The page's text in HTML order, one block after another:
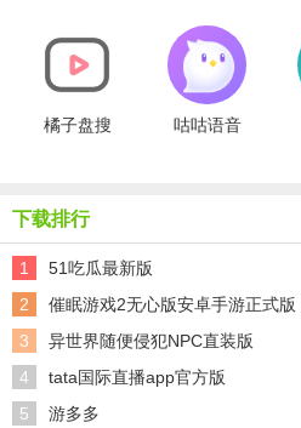
橘子盘搜 咕咕语音
下载排行
1 51吃瓜最新版
2 催眠游戏2无心版安卓手游正式版
3 异世界随便侵犯NPC直装版
4 tata国际直播app官方版
5 游多多